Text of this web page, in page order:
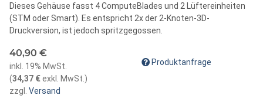
Dieses Gehäuse fasst 4 ComputeBlades und 2 Lüftereinheiten
(STM oder Smart). Es entspricht 2x der 2-Knoten-3D-
Druckversion, ist jedoch spritzgegossen.
40,90 €
inkl. 19% MwSt.
(34,37 €exkl. MwSt. )
zzgl.
Versand
Produktanfrage